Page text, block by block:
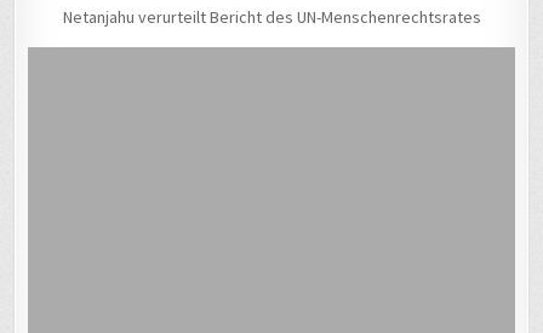
Netanjahu verurteilt Bericht des UN-Menschenrechtsrates